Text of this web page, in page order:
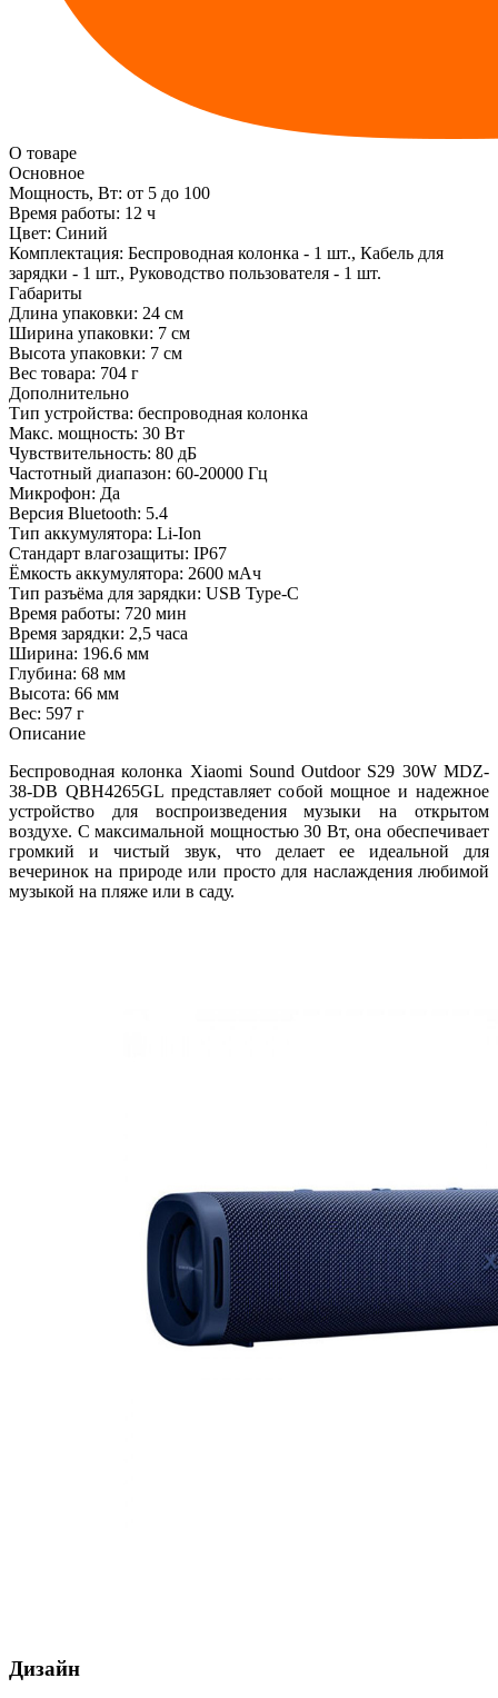
О товаре
Основное
Мощность, Вт: от 5 до 100
Время работы: 12 ч
Цвет: Синий
Комплектация: Беспроводная колонка - 1 шт., Кабель для
зарядки - 1 шт., Руководство пользователя - 1 шт.
Габариты
Длина упаковки: 24 см
Ширина упаковки: 7 см
Высота упаковки: 7 см
Вес товара: 704 г
Дополнительно
Тип устройства: беспроводная колонка
Макс. мощность: 30 Вт
Чувствительность: 80 дБ
Частотный диапазон: 60-20000 Гц
Микрофон: Да
Версия Bluetooth: 5.4
Тип аккумулятора: Li-Ion
Стандарт влагозащиты: IP67
Ёмкость аккумулятора: 2600 мАч
Тип разъёма для зарядки: USB Type-C
Время работы: 720 мин
Время зарядки: 2,5 часа
Ширина: 196.6 мм
Глубина: 68 мм
Высота: 66 мм
Вес: 597 г
Описание
Беспроводная колонка Xiaomi Sound Outdoor S29 30W MDZ-
38-DB QBH4265GL представляет собой мощное и надежное
устройство для воспроизведения музыки на открытом
воздухе. С максимальной мощностью 30 Вт, она обеспечивает
громкий и чистый звук, что делает ее идеальной для
вечеринок на природе или просто для наслаждения любимой
музыкой на пляже или в саду.
Дизайн